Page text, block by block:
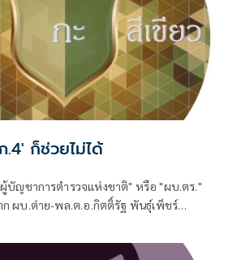
ก็ช่วยไม่ได้
ผู้บัญชาการตำรวจแห่งชาติ" หรือ "ผบ.ตร."
ผบ.ต่าย-พล.ต.อ.กิตติ์รัฐ พันธุ์เพ็ชร์
บให้น่าตื่นเต้น